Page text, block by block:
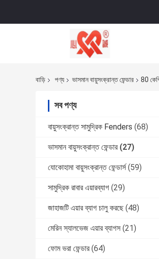
বাড়ি পণ্য ভাসমান বায়ুসংক্রান্ত ফেন্ডার 80
সব পণ্য
বায়ুসংক্রান্ত সামুদ্রিক Fenders (68)
ভাসমান বায়ুসংক্রান্ত ফেন্ডার (27)
যোকোহামা বায়ুসংক্রান্ত ফেন্ডার্স (59)
সামুদ্রিক রাবার এয়ারব্যাগ (29)
জাহাজটি এয়ার ব্যাগ চালু করছে (48)
মেরিন স্যালভেজ এয়ার ব্যাগস (21)
ফোম ভরা ফেন্ডার (64)